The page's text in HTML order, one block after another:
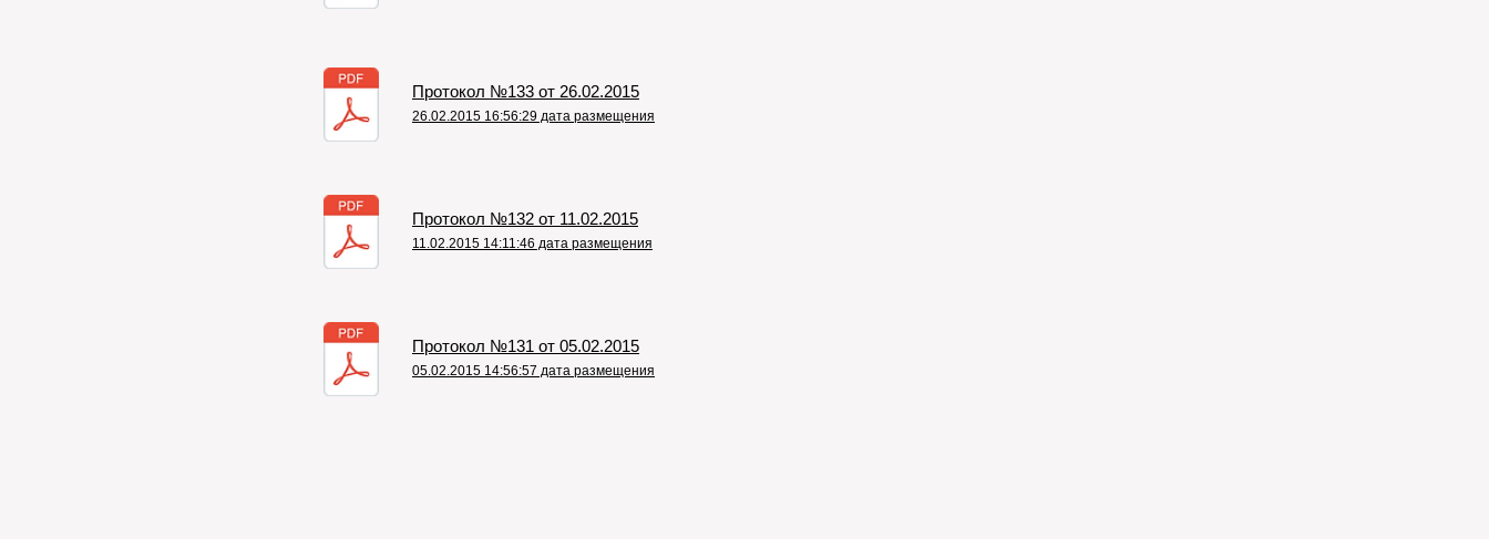
Протокол №133 от 26.02.2015
26.02.2015 16:56:29 дата размещения
Протокол №132 от 11.02.2015
11.02.2015 14:11:46 дата размещения
Протокол №131 от 05.02.2015
05.02.2015 14:56:57 дата размещения